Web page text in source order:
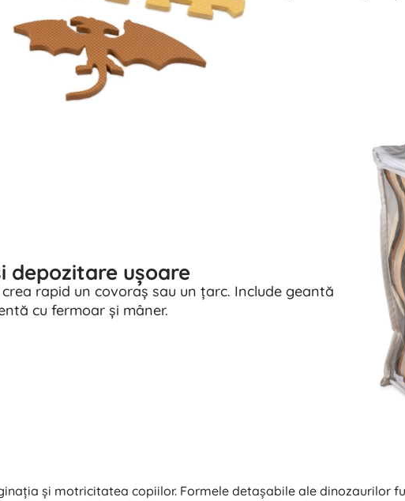
depozitare ușoare
rapid un covoraș sau un țarc. Include geantă
cu fermoar și mâner.
și motricitatea copiilor. Formele detașabile ale dinozaurilor